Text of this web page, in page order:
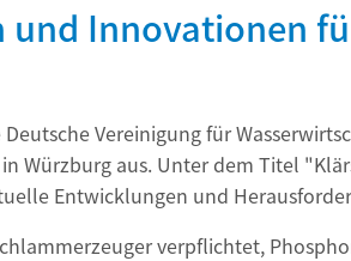
und Innovationen
Deutsche Vereinigung für
Würzburg aus. Unter dem Titel
Entwicklungen und
verpflichtet,